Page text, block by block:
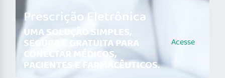
Prescrição Eletrônica
UMA SOLUÇÃO SIMPLES,
SEGURA E GRATUITA PARA
CONECTAR MÉDICOS,
PACIENTES E FARMACÊUTICOS.
Acesse